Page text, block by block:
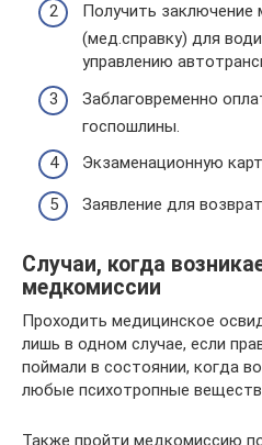
Получить заключение
(мед.справку) для
управлению
Заблаговременно
госпошлины.
Экзаменационную
Заявление для
Случаи, когда
медкомиссии
Проходить медицинское
лишь в одном случае, если
поймали в состоянии, когда
любые психотропные
Также пройти медкомиссию